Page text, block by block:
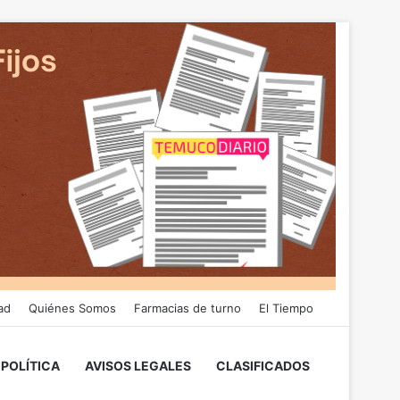
Quiénes Somos Farmacias de turno El Tiempo
POLÍTICA AVISOS LEGALES CLASIFICADOS